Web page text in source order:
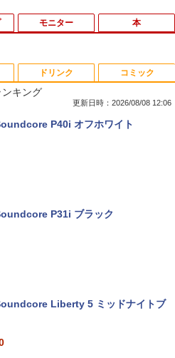
定破格金額！】新生活 新古品 W
パソコンノートパソコンoffice
心者向けノートPC 初期設定済 1
4GB～ 高速SSD1TB 最大 フルHD
処分
8GB/256GB(SSD)/12.1W/W
Let's note CF-SZ6/12.1型F
Core-i7 & 24インチ2台液晶PCセ
intel Core i7-7700、RAM:16G
選択可能(256GBor512GBor1T
イブ/5.8Ghz WI-FI/Bluetooth/Wi
デスクトップパソコン(再生中古
定済み】デスクトップパソコン
ボード マウス付 2年保証 安い P
設定済み テレワーク 在宅勤務
モニター
AS193Mi 19インチ スクエア
モニター 薄型 液晶ディスプレイ
IPSパネル SXGA 1280×1024 DVI
ルHD HDMI PCモニター 中古ディ
イ
[ 21.45型 / フルHD(1920×1080) /
] ブラック VP227HF
本
わ なんか小さくてかわいいやつ
ワイドKC） [ ナガノ ]
キング
更新日時：2026/08/08 12:06
P40i オフホワイト
P31i ブラック
Liberty 5 ミッドナイトブ
ドリンク コミック